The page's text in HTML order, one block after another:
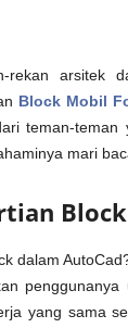
rekan arsitek
Block Mobil
teman-
mari
dalam
yang sama